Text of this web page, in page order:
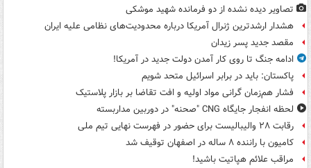
تصاویر دیده‌ نشده از دو فرمانده شهید موشکی
هشدار ارشدترین ژنرال آمریکا درباره محدودیت‌های نظامی علیه ایران
مقصد جدید پسر زیدان
ادامه جنگ تا روی کار آمدن دولت جدید در آمریکا!
پاکستان: باید در برابر اسرائیل متحد شویم
فشار هم‌زمان گرانی مواد اولیه و افت تقاضا بر بازار پلاستیک
لحظه انفجار جایگاه CNG "صحنه" در دوربین مداربسته
رقابت ۲۸ والیبالیست برای حضور در فهرست نهایی تیم ملی
کامیون با راننده ۸ ساله در اصفهان توقیف شد
مراقب علائم هپاتیت باشید!